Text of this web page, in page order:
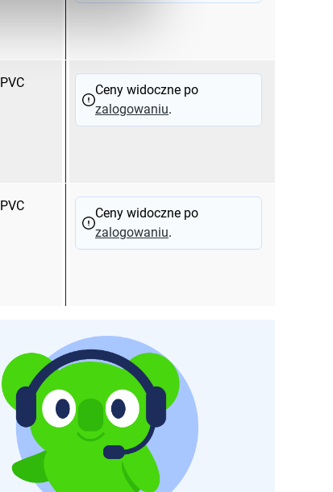
PVC
Ceny widoczne po
zalogowaniu.
PVC
Ceny widoczne po
zalogowaniu.